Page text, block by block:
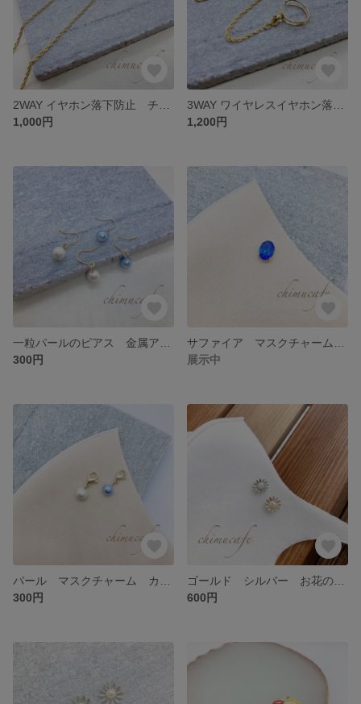
1,000円
1,200円
300円
展示中
300円
600円